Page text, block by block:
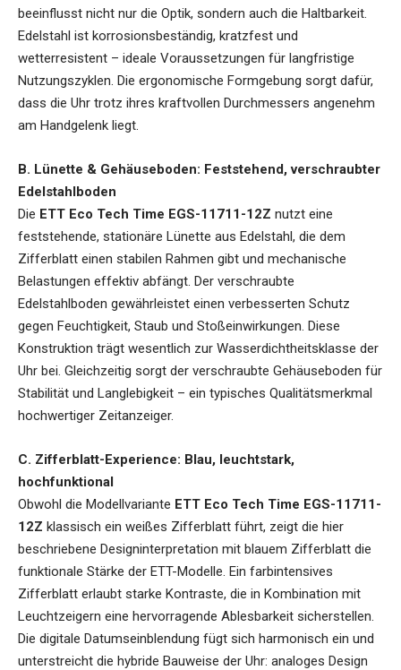
beeinflusst nicht nur die Optik, sondern auch die Haltbarkeit.
Edelstahl ist korrosionsbeständig, kratzfest und
wetterresistent – ideale Voraussetzungen für langfristige
Nutzungszyklen. Die ergonomische Formgebung sorgt dafür,
dass die Uhr trotz ihres kraftvollen Durchmessers angenehm
am Handgelenk liegt.
B. Lünette & Gehäuseboden: Feststehend, verschraubter
Edelstahlboden
Die ETT Eco Tech Time EGS-11711-12Z nutzt eine
feststehende, stationäre Lünette aus Edelstahl, die dem
Zifferblatt einen stabilen Rahmen gibt und mechanische
Belastungen effektiv abfängt. Der verschraubte
Edelstahlboden gewährleistet einen verbesserten Schutz
gegen Feuchtigkeit, Staub und Stoßeinwirkungen. Diese
Konstruktion trägt wesentlich zur Wasserdichtheitsklasse der
Uhr bei. Gleichzeitig sorgt der verschraubte Gehäuseboden für
Stabilität und Langlebigkeit – ein typisches Qualitätsmerkmal
hochwertiger Zeitanzeiger.
C. Zifferblatt-Experience: Blau, leuchtstark,
hochfunktional
Obwohl die Modellvariante ETT Eco Tech Time EGS-11711-
12Z klassisch ein weißes Zifferblatt führt, zeigt die hier
beschriebene Designinterpretation mit blauem Zifferblatt die
funktionale Stärke der ETT-Modelle. Ein farbintensives
Zifferblatt erlaubt starke Kontraste, die in Kombination mit
Leuchtzeigern eine hervorragende Ablesbarkeit sicherstellen.
Die digitale Datumseinblendung fügt sich harmonisch ein und
unterstreicht die hybride Bauweise der Uhr: analoges Design